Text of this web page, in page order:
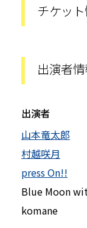
チケッ
出演者
出演者
山本竜太郎
村越咲月
press On!!
Blue Moon
komane